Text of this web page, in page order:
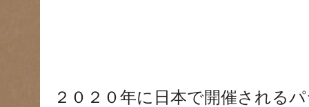
２０２０年に日本で開催される